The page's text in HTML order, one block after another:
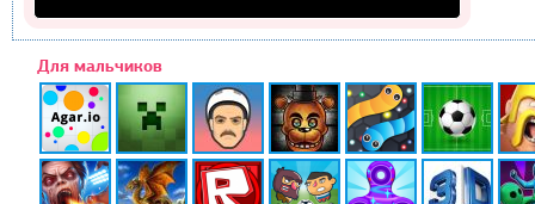
Для мальчиков